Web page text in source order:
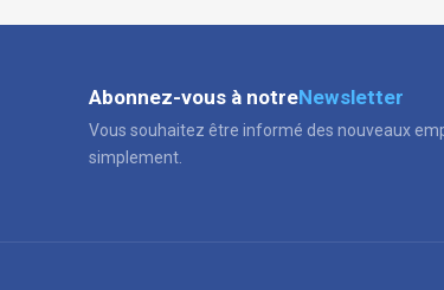
Abonnez-vous à notreNewsletter
Vous souhaitez être informé des nouveaux
simplement.